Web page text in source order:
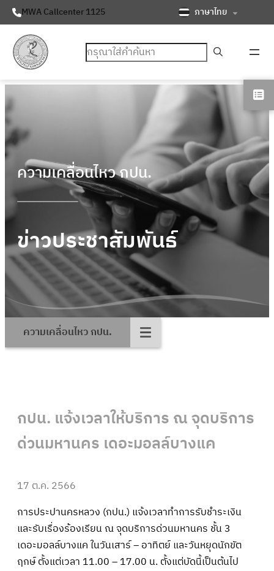
MWA Callcenter 1125 ภาษาไทย
ค้นหา
ความเคลื่อนไหว กปน.
ข่าวประชาสัมพันธ์
ความเคลื่อนไหว กปน.
กปน. แจ้งเวลาให้บริการ ณ จุดบริการ
ด่วนมหานคร เดอะมอลล์บางแค
17 ต.ค. 2566
การประปานครหลวง (กปน.) แจ้งเวลาทำการรับชำระเงิน
และรับเรื่องร้องเรียน ณ จุดบริการด่วนมหานคร ชั้น 3
เดอะมอลล์บางแค ในวันเสาร์ – อาทิตย์ และวันหยุดนักขัต
ฤกษ์ ตั้งแต่เวลา 11.00 – 17.00 น. ตั้งแต่บัดนี้เป็นต้นไป